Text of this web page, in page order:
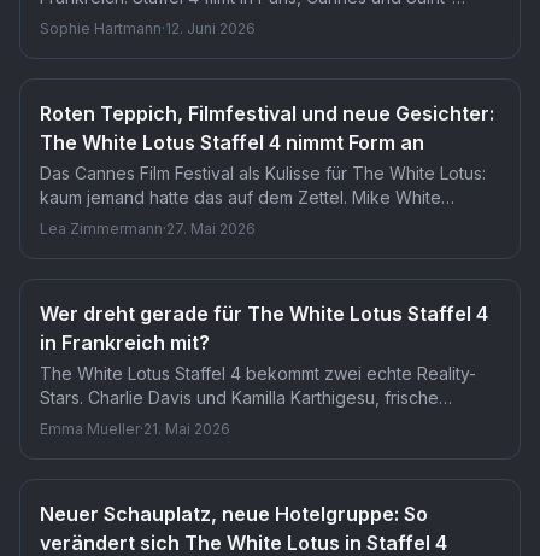
Tropez mit über 20 Stars, darunter Laura Dern, Vincent
Sophie Hartmann·12. Juni 2026
Roten Teppich, Filmfestival und neue Gesichter:
The White Lotus Staffel 4 nimmt Form an
Das Cannes Film Festival als Kulisse für The White Lotus:
kaum jemand hatte das auf dem Zettel. Mike White
verlagert den Schauplatz von tropischen Resorts ins Herz
Lea Zimmermann·27. Mai 2026
Wer dreht gerade für The White Lotus Staffel 4
in Frankreich mit?
The White Lotus Staffel 4 bekommt zwei echte Reality-
Stars. Charlie Davis und Kamilla Karthigesu, frische
Gesichter aus Survivor 50, werden in der neuen Staffel
Emma Mueller·21. Mai 2026
Neuer Schauplatz, neue Hotelgruppe: So
verändert sich The White Lotus in Staffel 4